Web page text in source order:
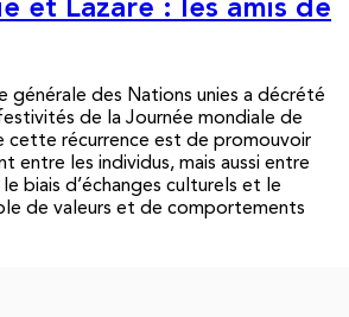
et Lazare : les amis de
générale des Nations unies a décrété
de la Journée mondiale de
cette récurrence est de promouvoir
entre les individus, mais aussi entre
biais d’échanges culturels et le
de valeurs et de comportements